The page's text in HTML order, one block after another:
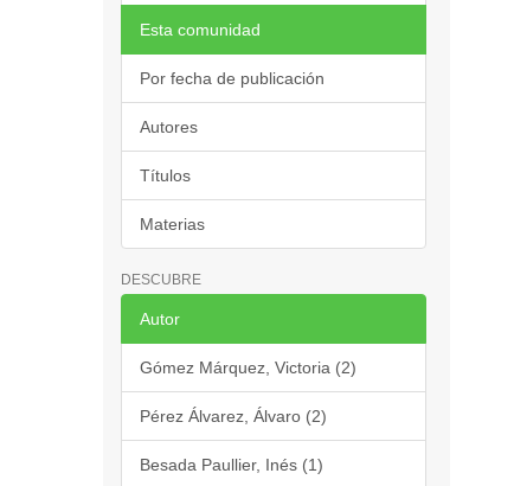
Esta comunidad
Por fecha de publicación
Autores
Títulos
Materias
DESCUBRE
Autor
Gómez Márquez, Victoria (2)
Pérez Álvarez, Álvaro (2)
Besada Paullier, Inés (1)